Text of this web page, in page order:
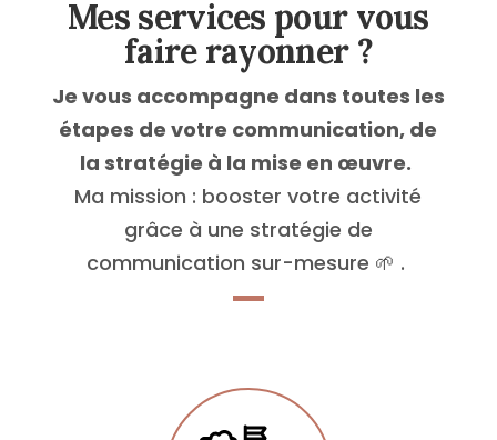
Mes services pour vous
faire rayonner ?
Je vous accompagne dans toutes les
étapes de votre communication, de
la stratégie à la mise en œuvre.
Ma mission : booster votre activité
grâce à une stratégie de
communication sur-mesure 🌱 .